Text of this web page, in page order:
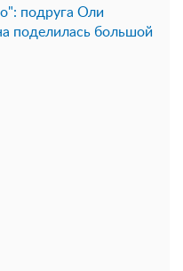
подруга Оли
поделилась большой